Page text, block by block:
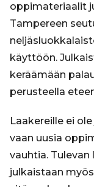
oppimateriaalit
Tampereen
käyttöön.
keräämään
perusteella
Laakereille ei
vaan uusia
vauhtia.
julkaistaan